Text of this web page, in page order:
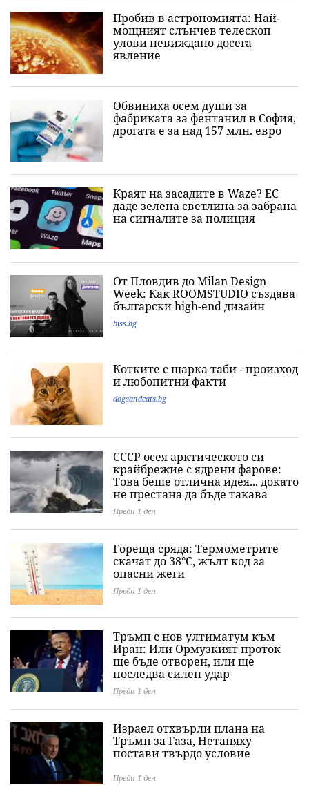
Пробив в астрономията: Най-
мощният слънчев телескоп
улови невиждано досега
явление
Обвиниха осем души за
фабриката за фентанил в София,
дрогата е за над 157 млн. евро
Краят на засадите в Waze? ЕС
даде зелена светлина за забрана
на сигналите за полиция
От Пловдив до Milan Design
Week: Как ROOMSTUDIO създава
български high-end дизайн
biss.bg
Котките с шарка таби - произход
и любопитни факти
dogsandcats.bg
СССР осея арктическото си
крайбрежие с ядрени фарове:
Това беше отлична идея... докато
не престана да бъде такава
Преди 1 ден
Гореща сряда: Термометрите
скачат до 38°C, жълт код за
опасни жеги
Преди 1 ден
Тръмп с нов ултиматум към
Иран: Или Ормузкият проток
ще бъде отворен, или ще
последва силен удар
Преди 1 ден
Израел отхвърли плана на
Тръмп за Газа, Нетаняху
постави твърдо условие
Преди 1 ден